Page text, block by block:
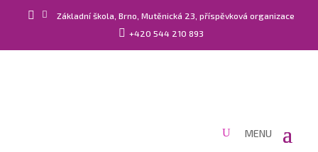
  Základní škola, Brno, Mutěnická 23, příspěvková organizace
 +420 544 210 893